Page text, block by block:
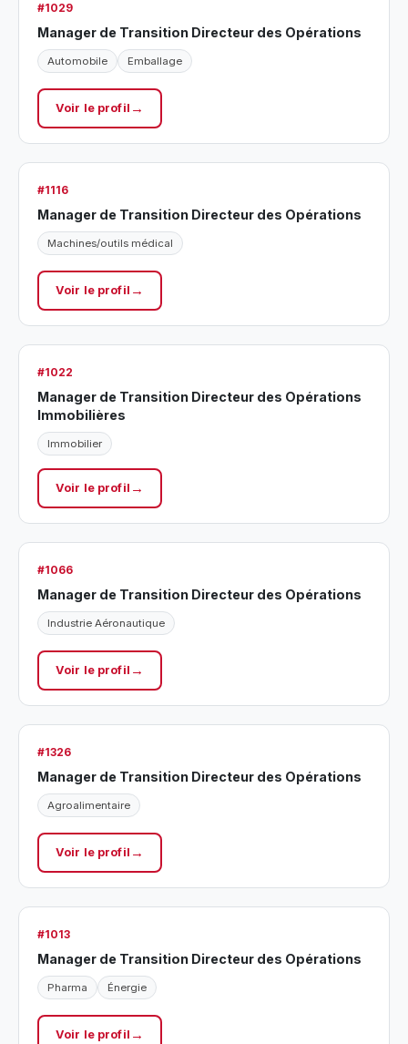
#1029
Manager de Transition Directeur des Opérations
Automobile Emballage
Voir le profil
#1116
Manager de Transition Directeur des Opérations
Machines/outils médical
Voir le profil
#1022
Manager de Transition Directeur des Opérations
Immobilières
Immobilier
Voir le profil
#1066
Manager de Transition Directeur des Opérations
Industrie Aéronautique
Voir le profil
#1326
Manager de Transition Directeur des Opérations
Agroalimentaire
Voir le profil
#1013
Manager de Transition Directeur des Opérations
Pharma Énergie
Voir le profil